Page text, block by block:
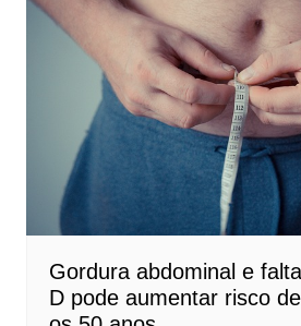
Gordura abdominal e
D pode aumentar risco